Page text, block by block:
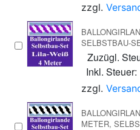
zzgl.
ELBSTBAU-
Zuzügl.
Inkl. Steuer:
zzgl.
ETER,